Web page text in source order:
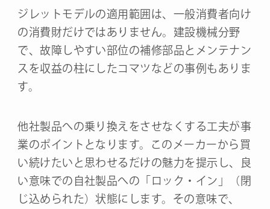
ジレットモデルの適用範囲は、一般消費者向け
の消費財だけではありません。建設機械分野
で、故障しやすい部位の補修部品とメンテナン
スを収益の柱にしたコマツなどの事例もありま
す。
他社製品への乗り換えをさせなくする工夫が事
業のポイントとなります。このメーカーから買
い続けたいと思わせるだけの魅力を提示し、良
い意味での自社製品への「ロック・イン」（閉
じ込められた）状態にします。その意味で、